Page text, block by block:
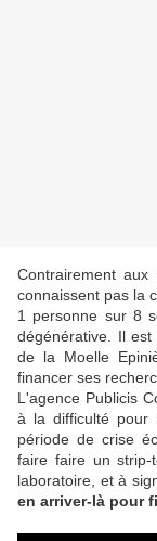
Contrairement
connaissent pas la
1 personne sur 8
dégénérative. Il
de la Moelle
financer ses
L'agence Publicis
à la difficulté pour
période de crise
faire faire un strip-
laboratoire, et à
en arriver-là pour